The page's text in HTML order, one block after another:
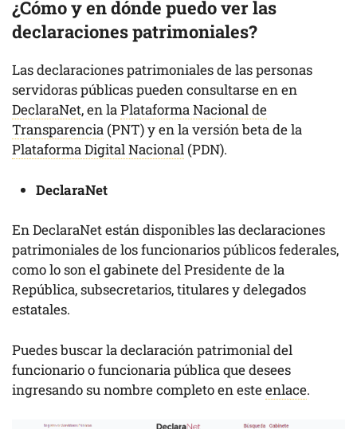
¿Cómo y en dónde puedo ver las
declaraciones patrimoniales?
Las declaraciones patrimoniales de las personas
servidoras públicas pueden consultarse en en
DeclaraNet, en laPlataforma Nacional de
Transparencia (PNT) y en la versión beta de la
Plataforma Digital Nacional (PDN).
DeclaraNet
En DeclaraNet están disponibles las declaraciones
patrimoniales de los funcionarios públicos federales,
como lo son el gabinete del Presidente de la
República, subsecretarios, titulares y delegados
estatales.
Puedes buscar la declaración patrimonial del
funcionario o funcionaria pública que desees
ingresando su nombre completo en esteenlace.